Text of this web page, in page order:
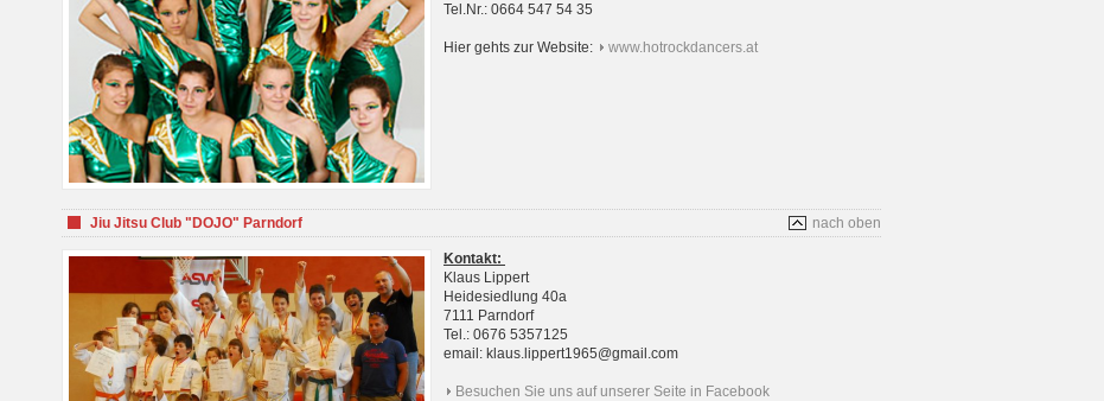
Tel.Nr.: 0664 547 54 35
Hier gehts zur Website: www.hotrockdancers.at
nach oben
Jiu Jitsu Club "DOJO" Parndorf
Kontakt:
Klaus Lippert
Heidesiedlung 40a
7111 Parndorf
Tel.: 0676 5357125
email: klaus.lippert1965@gmail.com
Besuchen Sie uns auf unserer Seite in Facebook